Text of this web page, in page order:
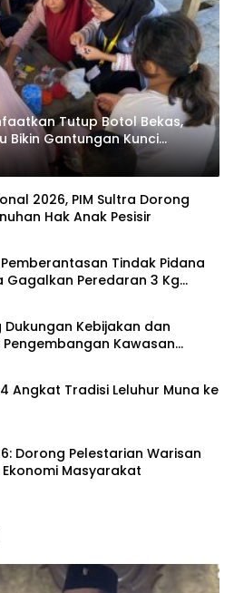
Tutup Botol Bekas,
Bikin Gantungan Kunci
2026, PIM Sultra Dorong
Hak Anak Pesisir
Tindak Pidana
Gagalkan Peredaran 3 Kg
Kebijakan dan
Kawasan
Angkat Tradisi Leluhur Muna ke
Dorong Pelestarian Warisan
Masyarakat